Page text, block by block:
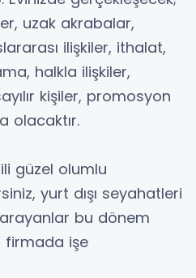
uzak akrabalar,
ilişkiler, ithalat,
halkla ilişkiler,
kişiler, promosyon
olacaktır.
güzel olumlu
yurt dışı seyahatleri
bu dönem
firmada işe